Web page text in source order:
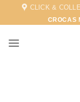
CLICK &
CROCAS